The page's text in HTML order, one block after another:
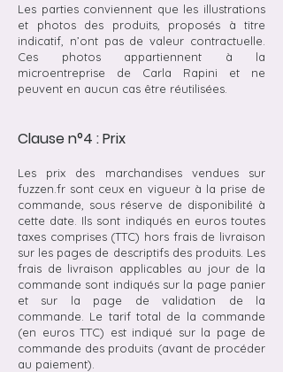
Les parties conviennent que les illustrations
et photos des produits, proposés à titre
indicatif, n’ont pas de valeur contractuelle.
Ces photos appartiennent à la
microentreprise de Carla Rapini et ne
peuvent en aucun cas être réutilisées.
Clause n°4 : Prix
Les prix des marchandises vendues sur
fuzzen.fr sont ceux en vigueur à la prise de
commande, sous réserve de disponibilité à
cette date. Ils sont indiqués en euros toutes
taxes comprises (TTC) hors frais de livraison
sur les pages de descriptifs des produits. Les
frais de livraison applicables au jour de la
commande sont indiqués sur la page panier
et sur la page de validation de la
commande. Le tarif total de la commande
(en euros TTC) est indiqué sur la page de
commande des produits (avant de procéder
au paiement).